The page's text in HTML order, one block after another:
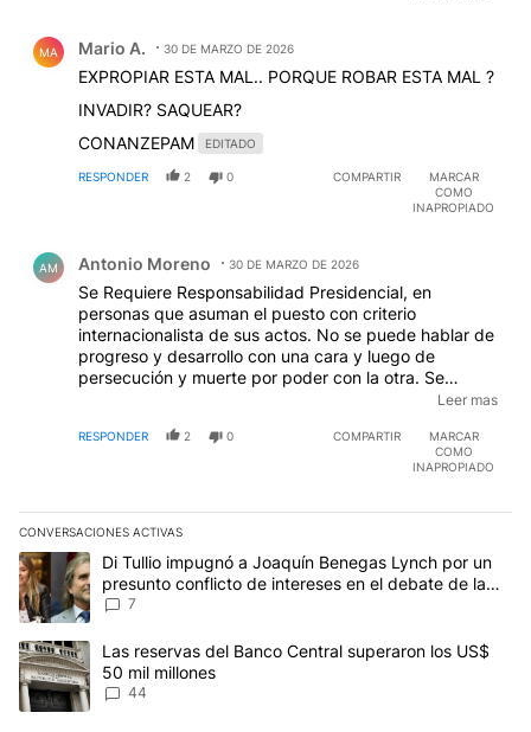
MA Mario A. 30 DE MARZO DE 2026
EXPROPIAR ESTA MAL.. PORQUE ROBAR ESTA MAL ?
INVADIR? SAQUEAR?
CONANZEPAM
EDITADO
RESPONDER 2 0 COMPARTIR
MARCAR
COMO
INAPROPIADO
AM Antonio Moreno 30 DE MARZO DE 2026
Se Requiere Responsabilidad Presidencial, en
personas que asuman el puesto con criterio
internacionalista de sus actos. No se puede hablar de
progreso y desarrollo con una cara y luego de
persecución y muerte por poder con la otra. Se
requieren personas honestas y equilibradas en el
suponen en la previa muchos atributos y resultan en
pocas acciones concretas para la civilización, y NO
Leer mas
RESPONDER 2 0 COMPARTIR
MARCAR
COMO
INAPROPIADO
CONVERSACIONES ACTIVAS
Este listado muestra los artículos con más comentarios en los
Un artículo de tendencia con el título "Di Tullio impugnó a
Di Tullio impugnó a Joaquín Benegas Lynch por un
presunto conflicto de intereses en el debate de la
Ley de Tierras
7
Un artículo de tendencia con el título "Las reservas del Banco
Las reservas del Banco Central superaron los US$
50 mil millones
44